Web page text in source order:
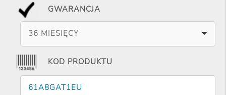
GWARANCJA
36 MIESIĘCY
KOD PRODUKTU
61A8GAT1EU